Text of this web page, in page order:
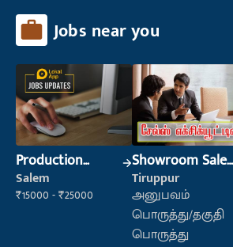
Jobs near you
Production
Supervisor
Salem
₹15000 - ₹25000
Showroom Sales
Executive (Retail
Sales)
Tiruppur
அனுபவம்
பொருத்து/தகுதி
பொருத்து